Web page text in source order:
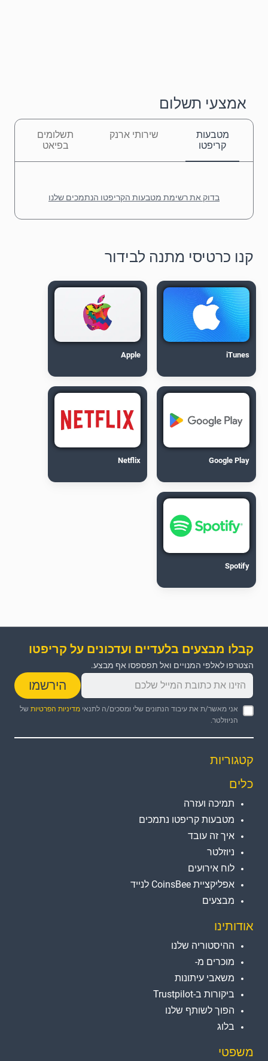
אמצעי תשלום
מטבעות
קריפטו
שירותי ארנק
תשלומים
בפיאט
בדוק את רשימת מטבעות הקריפטו הנתמכים שלנו
קנו כרטיסי מתנה לבידור
iTunes
Apple
Google Play
Netflix
Spotify
קבלו מבצעים בלעדיים ועדכונים על קריפטו
הצטרפו לאלפי המנויים ואל תפספסו אף מבצע.
הירשמו
אני מאשר/ת את עיבוד הנתונים שלי ומסכים/ה לתנאימדיניות הפרטיות של
הניוזלטר.
קטגוריות
כלים
תמיכה ועזרה
מטבעות קריפטו נתמכים
איך זה עובד
ניוזלטר
לוח אירועים
אפליקציית CoinsBee לנייד
מבצעים
אודותינו
ההיסטוריה שלנו
מוכרים מ-
משאבי עיתונות
ביקורות ב-Trustpilot
הפוך לשותף שלנו
בלוג
משפטי